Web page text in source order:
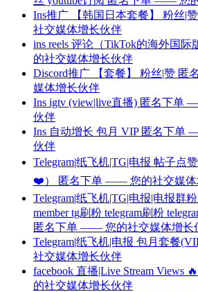
Ins推广 【韩国日本套餐】 粉丝|
社交媒体增长伙伴
ins reels 评论（TikTok的海外国
的社交媒体增长伙伴
Discord推广 【套餐】 粉丝|赞
媒体增长伙伴
Ins igtv (view|live直播) 匿名下单
伙伴
Ins 自动增长 包月 VIP 匿名下单
伙伴
Telegram|纸飞机|TG|电报 帖子点
❤️） 匿名下单 —— 您的社交媒体
Telegram|纸飞机|TG|电报|电报群
member tg刷粉 telegram刷粉
匿名下单 —— 您的社交媒体增长
Telegram|纸飞机|电报 包月套餐
社交媒体增长伙伴
facebook 直播|Live Stream
的社交媒体增长伙伴